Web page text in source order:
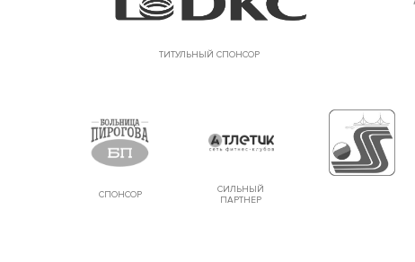
ТИТУЛЬНЫЙ СПОНСОР
СПОНСОР
СИЛЬНЫЙ
ПАРТНЕР